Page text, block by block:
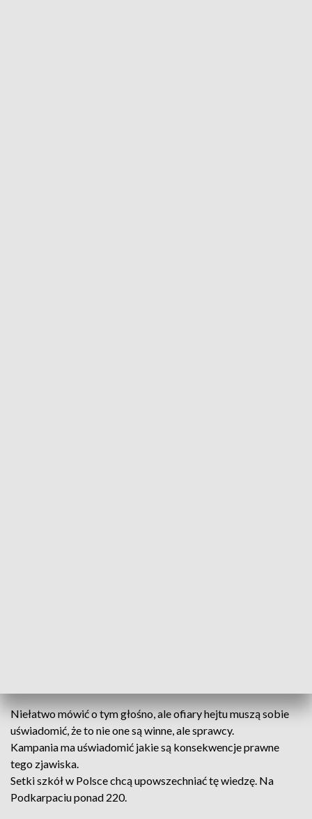
Niełatwo mówić o tym głośno, ale ofiary hejtu muszą sobie
uświadomić, że to nie one są winne, ale sprawcy.
Kampania ma uświadomić jakie są konsekwencje prawne
tego zjawiska.
Setki szkół w Polsce chcą upowszechniać tę wiedzę. Na
Podkarpaciu ponad 220.